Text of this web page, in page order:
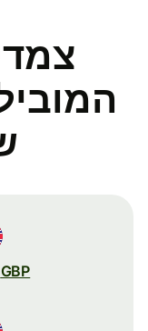
GBP ל-USD